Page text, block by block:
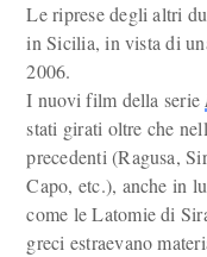
Le riprese degli altri
in Sicilia, in vista di
2006.
I nuovi film della serie
stati girati oltre che
precedenti (Ragusa,
Capo, etc.), anche in
come le Latomie di
greci estraevano